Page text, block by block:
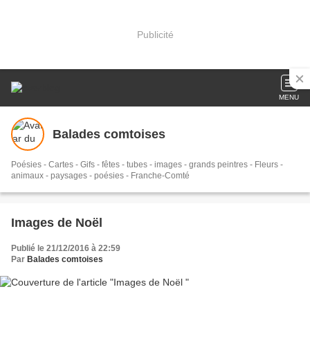
Publicité
MENU
Balades comtoises
Poésies - Cartes - Gifs - fêtes - tubes - images - grands peintres - Fleurs -
animaux - paysages - poésies - Franche-Comté
Images de Noël
Publié le 21/12/2016 à 22:59
Par Balades comtoises